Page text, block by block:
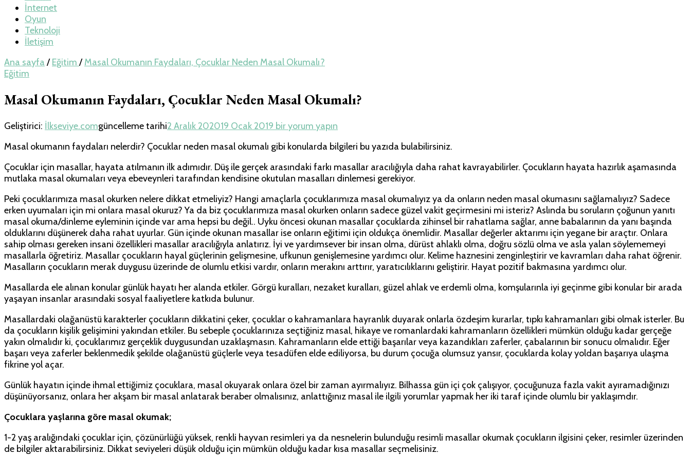
İnternet
Oyun
Teknoloji
İletişim
Ana sayfa / Eğitim / Masal Okumanın Faydaları, Çocuklar Neden Masal Okumalı?
Eğitim
Masal Okumanın Faydaları, Çocuklar Neden Masal Okumalı?
Geliştirici: İlkseviye.comgüncelleme tarihi2 Aralık 202019 Ocak 2019 Masal
Faydaları,
Neden
Masal
Okumalı?
için
bir yorum yapın
Masal okumanın faydaları nelerdir? Çocuklar neden masal okumalı gibi konularda bilgileri bu yazıda bulabilirsiniz.
Çocuklar için masallar, hayata atılmanın ilk adımıdır. Düş ile gerçek arasındaki farkı masallar aracılığıyla daha rahat kavrayabilirler. Çocukların hayata hazırlık aşamasında
mutlaka masal okumaları veya ebeveynleri tarafından kendisine okutulan masalları dinlemesi gerekiyor.
Peki çocuklarımıza masal okurken nelere dikkat etmeliyiz? Hangi amaçlarla çocuklarımıza masal okumalıyız ya da onların neden masal okumasını sağlamalıyız? Sadece
erken uyumaları için mi onlara masal okuruz? Ya da biz çocuklarımıza masal okurken onların sadece güzel vakit geçirmesini mi isteriz? Aslında bu soruların çoğunun yanıtı
masal okuma/dinleme eyleminin içinde var ama hepsi bu değil.. Uyku öncesi okunan masallar çocuklarda zihinsel bir rahatlama sağlar, anne babalarının da yanı başında
olduklarını düşünerek daha rahat uyurlar. Gün içinde okunan masallar ise onların eğitimi için oldukça önemlidir. Masallar değerler aktarımı için yegane bir araçtır. Onlara
sahip olması gereken insani özellikleri masallar aracılığıyla anlatırız. İyi ve yardımsever bir insan olma, dürüst ahlaklı olma, doğru sözlü olma ve asla yalan söylememeyi
masallarla öğretiriz. Masallar çocukların hayal güçlerinin gelişmesine, ufkunun genişlemesine yardımcı olur. Kelime haznesini zenginleştirir ve kavramları daha rahat öğrenir.
Masalların çocukların merak duygusu üzerinde de olumlu etkisi vardır, onların merakını arttırır, yaratıcılıklarını geliştirir. Hayat pozitif bakmasına yardımcı olur.
Masallarda ele alınan konular günlük hayatı her alanda etkiler. Görgü kuralları, nezaket kuralları, güzel ahlak ve erdemli olma, komşularınla iyi geçinme gibi konular bir arada
yaşayan insanlar arasındaki sosyal faaliyetlere katkıda bulunur.
Masallardaki olağanüstü karakterler çocukların dikkatini çeker, çocuklar o kahramanlara hayranlık duyarak onlarla özdeşim kurarlar, tıpkı kahramanları gibi olmak isterler. Bu
da çocukların kişilik gelişimini yakından etkiler. Bu sebeple çocuklarınıza seçtiğiniz masal, hikaye ve romanlardaki kahramanların özellikleri mümkün olduğu kadar gerçeğe
yakın olmalıdır ki, çocuklarımız gerçeklik duygusundan uzaklaşmasın. Kahramanların elde ettiği başarılar veya kazandıkları zaferler, çabalarının bir sonucu olmalıdır. Eğer
başarı veya zaferler beklenmedik şekilde olağanüstü güçlerle veya tesadüfen elde ediliyorsa, bu durum çocuğa olumsuz yansır, çocuklarda kolay yoldan başarıya ulaşma
fikrine yol açar.
Günlük hayatın içinde ihmal ettiğimiz çocuklara, masal okuyarak onlara özel bir zaman ayırmalıyız. Bilhassa gün içi çok çalışıyor, çocuğunuza fazla vakit ayıramadığınızı
düşünüyorsanız, onlara her akşam bir masal anlatarak beraber olmalısınız, anlattığınız masal ile ilgili yorumlar yapmak her iki taraf içinde olumlu bir yaklaşımdır.
Çocuklara yaşlarına göre masal okumak;
1-2 yaş aralığındaki çocuklar için, çözünürlüğü yüksek, renkli hayvan resimleri ya da nesnelerin bulunduğu resimli masallar okumak çocukların ilgisini çeker, resimler üzerinden
de bilgiler aktarabilirsiniz. Dikkat seviyeleri düşük olduğu için mümkün olduğu kadar kısa masallar seçmelisiniz.